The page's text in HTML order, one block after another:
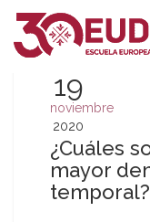
19
noviembre
2020
¿Cuáles
mayor
temporal?